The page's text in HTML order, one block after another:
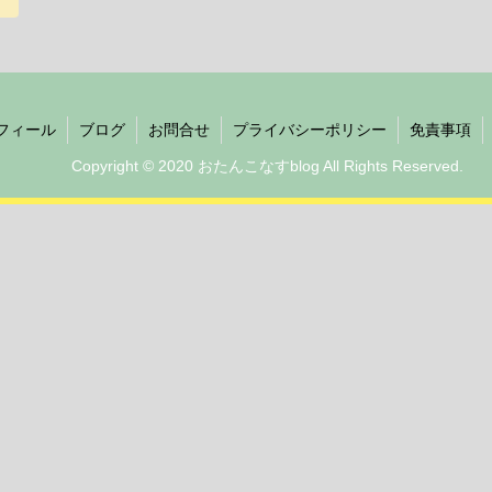
ィール ブログ お問合せ プライバシーポリシー 免責事項
Copyright © 2020 おたんこなすblog All Rights Reserved.